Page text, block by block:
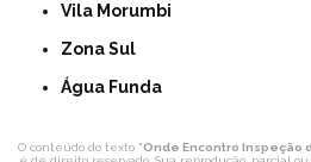
Vila Morumbi
Zona Sul
Água Funda
O conteúdo do texto "Onde Encontro Inspeção